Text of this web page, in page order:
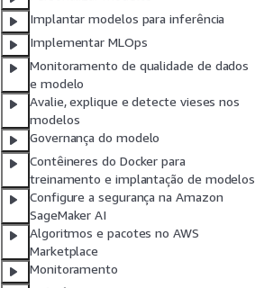
Implantar modelos para inferência
Implementar MLOps
Monitoramento de qualidade de dados
e modelo
Avalie, explique e detecte vieses nos
modelos
Governança do modelo
Contêineres do Docker para
treinamento e implantação de modelos
Configure a segurança na Amazon
SageMaker AI
Algoritmos e pacotes no AWS
Marketplace
Monitoramento